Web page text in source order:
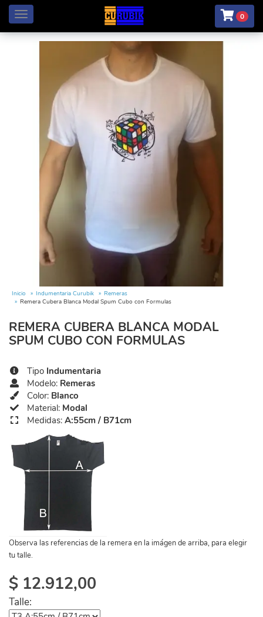
Menú 0
Inicio Indumentaria Curubik
Remeras
Remera Cubera Blanca Modal Spum Cubo con Formulas
REMERA CUBERA BLANCA MODAL
SPUM CUBO CON FORMULAS
Tipo Indumentaria
Modelo: Remeras
Color: Blanco
Material: Modal
Medidas: A:55cm / B71cm
Observa las referencias de la remera en la imágen de arriba, para elegir
tu talle.
$ 12.912,00
Talle: